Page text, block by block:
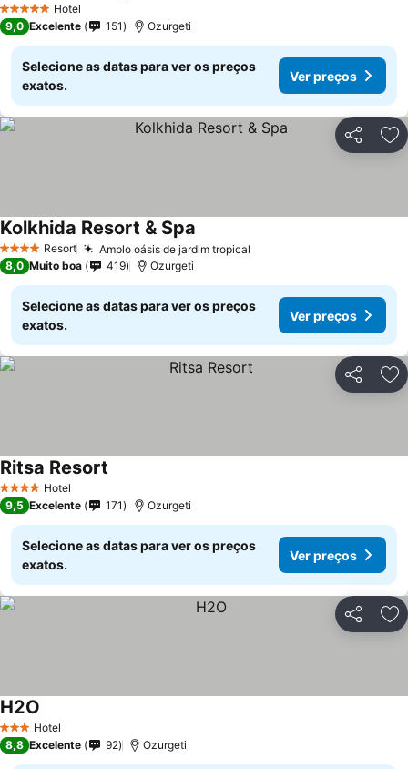
5 Estrelas Hotel
9,0 Excelente 151 Ozurgeti
Selecione as datas para ver os preços
exatos.
Ver preços
Partilhar
4 EstrelasResort Amplo oásis de jardim tropical
Kolkhida Resort & Spa
8,0 Muito boa 419 Ozurgeti
Selecione as datas para ver os preços
exatos.
Ver preços
Partilhar
4 EstrelasHotel
Ritsa Resort
9,5 Excelente 171 Ozurgeti
Selecione as datas para ver os preços
exatos.
Ver preços
Partilhar
3 EstrelasHotel
H2O
8,8 Excelente 92 Ozurgeti